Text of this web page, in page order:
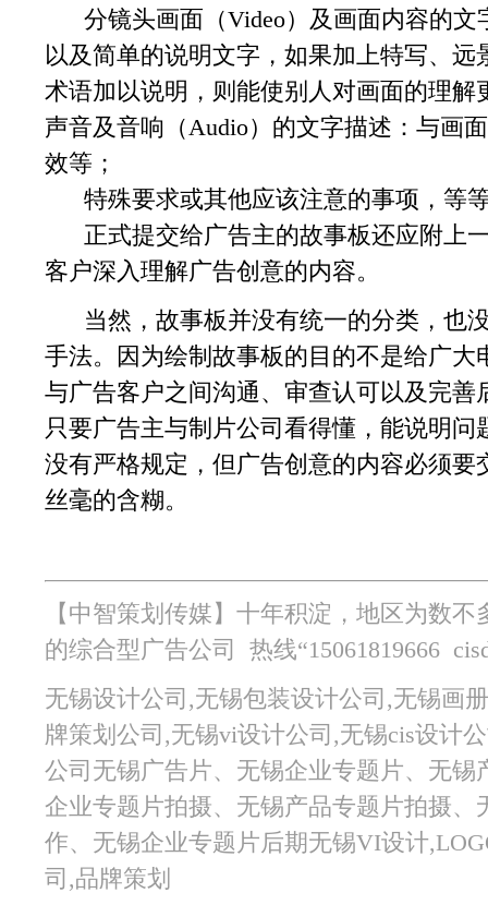
分镜头画面（Video）及画面内容的文
以及简单的说明文字，如果加上特写、
术语加以说明，则能使别人对画面的理解
声音及音响（Audio）的文字描述：与画
效等；
特殊要求或其他应该注意的事项，等
正式提交给广告主的故事板还应附上
客户深入理解广告创意的内容。
当然，故事板并没有统一的分类，也
手法。因为绘制故事板的目的不是给广
与广告客户之间沟通、审查认可以及完
只要广告主与制片公司看得懂，能说明
没有严格规定，但广告创意的内容必须
丝毫的含糊。
【中智策划传媒】 十年积淀，地区为数
的综合型广告公司 热线“15061819666
无锡设计公司,无锡包装设计公司,无锡画
牌策划公司,无锡vi设计公司,无锡cis设计
公司无锡广告片、无锡企业专题片、无
企业专题片拍摄、无锡产品专题片拍摄
作、无锡企业专题片后期无锡VI设计
司,品牌策划